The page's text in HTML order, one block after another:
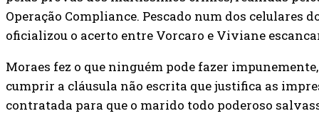
Operação Compliance. Pescado num dos celulares
oficializou o acerto entre Vorcaro e Viviane
Moraes fez o que ninguém pode fazer
cumprir a cláusula não escrita que justifica as
contratada para que o marido todo poderoso